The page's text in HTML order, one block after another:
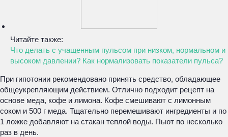
Читайте также:
Что делать с учащенным пульсом при низком, нормальном и
высоком давлении? Как нормализовать показатели пульса?
При гипотонии рекомендовано принять средство, обладающее
общеукрепляющим действием. Отлично подходит рецепт на
основе меда, кофе и лимона. Кофе смешивают с лимонным
соком и 500 г меда. Тщательно перемешивают ингредиенты и по
1 ложке добавляют на стакан теплой воды. Пьют по несколько
раз в день.